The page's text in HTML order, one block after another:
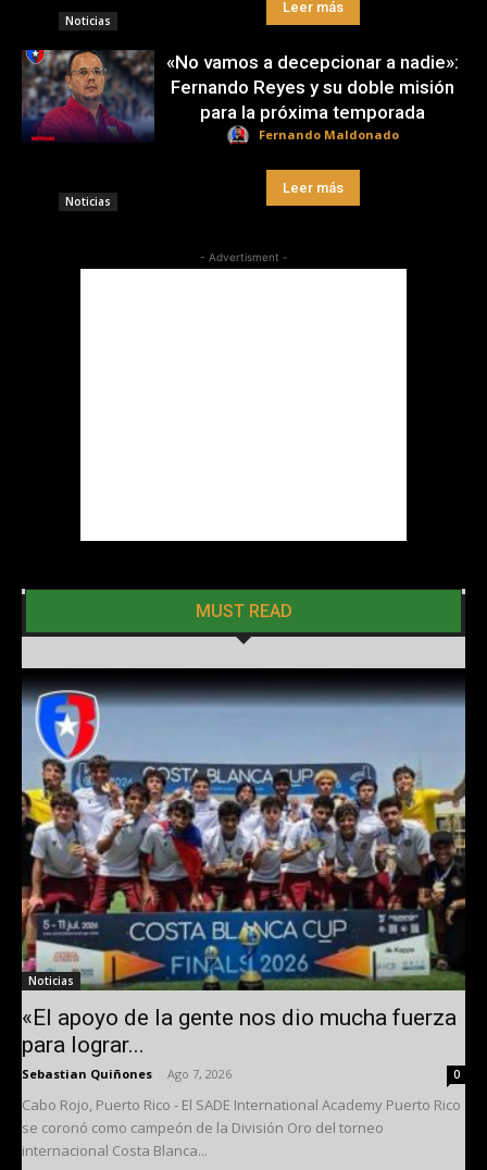
Noticias
Leer más
Noticias
«No vamos a decepcionar a nadie»:
Fernando Reyes y su doble misión
para la próxima temporada
Fernando Maldonado
Leer más
- Advertisment -
MUST READ
Noticias
«El apoyo de la gente nos dio mucha fuerza
para lograr...
Sebastian Quiñones Ago 7, 2026 0
Cabo Rojo, Puerto Rico - El SADE International Academy Puerto Rico
se coronó como campeón de la División Oro del torneo
internacional Costa Blanca...